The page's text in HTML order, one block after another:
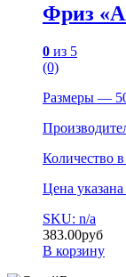
Фриз
0 из 5
(0)
Размеры —
Количество
Цена указана
SKU: n/a
383.00руб
В корзину